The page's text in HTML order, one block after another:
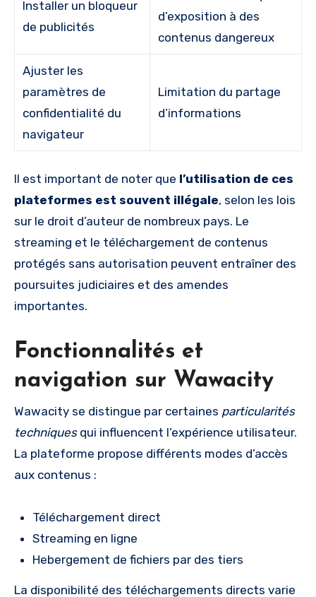
Installer un bloqueur
de publicités
d’exposition à des
contenus dangereux
Ajuster les
paramètres de
confidentialité du
navigateur
Limitation du partage
d’informations
Il est important de noter que l’utilisation de ces
plateformes est souvent illégale, selon les lois
sur le droit d’auteur de nombreux pays. Le
streaming et le téléchargement de contenus
protégés sans autorisation peuvent entraîner des
poursuites judiciaires et des amendes
importantes.
Fonctionnalités et
navigation sur Wawacity
Wawacity se distingue par certaines particularités
techniquesqui influencent l’expérience utilisateur.
La plateforme propose différents modes d’accès
aux contenus :
Téléchargement direct
Streaming en ligne
Hebergement de fichiers par des tiers
La disponibilité des téléchargements directs varie